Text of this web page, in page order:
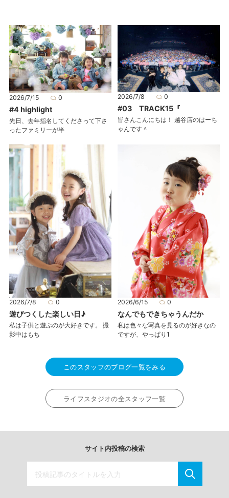
2026/7/15 0
#4 highlight
先日、去年指名してくださって下さ
ったファミリーが半
2026/7/8 0
#03 TRACK15『
皆さんこんにちは！ 越谷店のはーち
ゃんです＾
2026/7/8 0
遊びつくした楽しい日♪
私は子供と遊ぶのが大好きです。 撮
影中はもち
2026/6/15 0
なんでもできちゃうんだか
私は色々な写真を見るのが好きなの
ですが、やっぱり1
このスタッフのブログ一覧をみる
ライフスタジオの全スタッフ一覧
サイト内投稿の検索